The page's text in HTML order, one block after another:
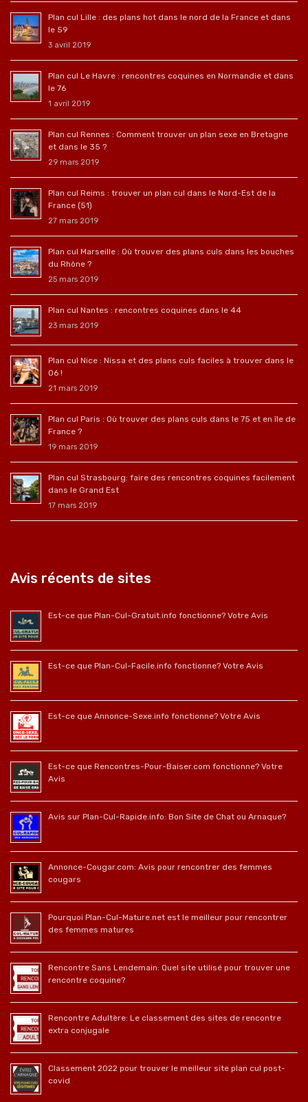
Plan cul Lille : des plans hot dans le nord de la France et dans
le 59
3 avril 2019
Plan cul Le Havre : rencontres coquines en Normandie et dans
le 76
1 avril 2019
Plan cul Rennes : Comment trouver un plan sexe en Bretagne
et dans le 35 ?
29 mars 2019
Plan cul Reims : trouver un plan cul dans le Nord-Est de la
France (51)
27 mars 2019
Plan cul Marseille : Où trouver des plans culs dans les bouches
du Rhône ?
25 mars 2019
Plan cul Nantes : rencontres coquines dans le 44
23 mars 2019
Plan cul Nice : Nissa et des plans culs faciles à trouver dans le
06 !
21 mars 2019
Plan cul Paris : Où trouver des plans culs dans le 75 et en île de
France ?
19 mars 2019
Plan cul Strasbourg: faire des rencontres coquines facilement
dans le Grand Est
17 mars 2019
Avis récents de sites
Est-ce que Plan-Cul-Gratuit.info fonctionne? Votre Avis
Est-ce que Plan-Cul-Facile.info fonctionne? Votre Avis
Est-ce que Annonce-Sexe.info fonctionne? Votre Avis
Est-ce que Rencontres-Pour-Baiser.com fonctionne? Votre
Avis
Avis sur Plan-Cul-Rapide.info: Bon Site de Chat ou Arnaque?
Annonce-Cougar.com: Avis pour rencontrer des femmes
cougars
Pourquoi Plan-Cul-Mature.net est le meilleur pour rencontrer
des femmes matures
Rencontre Sans Lendemain: Quel site utilisé pour trouver une
rencontre coquine?
Rencontre Adultère: Le classement des sites de rencontre
extra conjugale
Classement 2022 pour trouver le meilleur site plan cul post-
covid